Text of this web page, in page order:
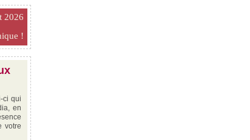
2026
!
ci qui
en
votre